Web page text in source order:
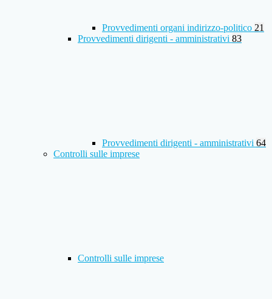
Provvedimenti organi indirizzo-politico 21
Provvedimenti dirigenti - amministrativi 83
Provvedimenti dirigenti - amministrativi 64
Controlli sulle imprese
Controlli sulle imprese